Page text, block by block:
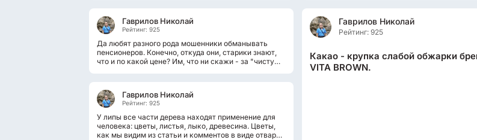
Гаврилов Николай
Рейтинг: 925
Да любят разного рода мошенники обманывать
пенсионеров. Конечно, откуда они, старики знают,
что и по какой цене? Им, что ни скажи - за "чистую
Гаврилов Николай
Рейтинг: 925
У липы все части дерева находят применение для
человека: цветы, листья, лыко, древесина. Цветы,
как мы видим из статьи и комментов в виде отваров
Гаврилов Николай
Рейтинг: 925
Какао - крупка слабой обжарки
VITA BROWN.